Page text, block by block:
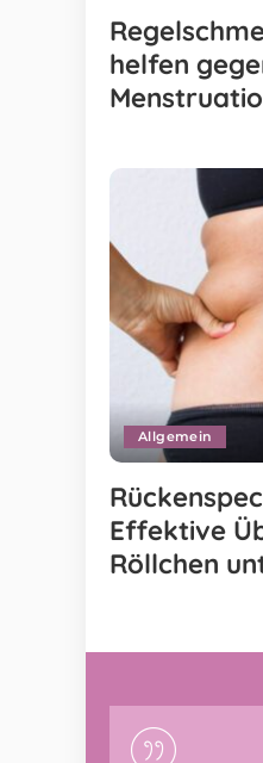
helfen
Allgemein
Effektive
Röllchen